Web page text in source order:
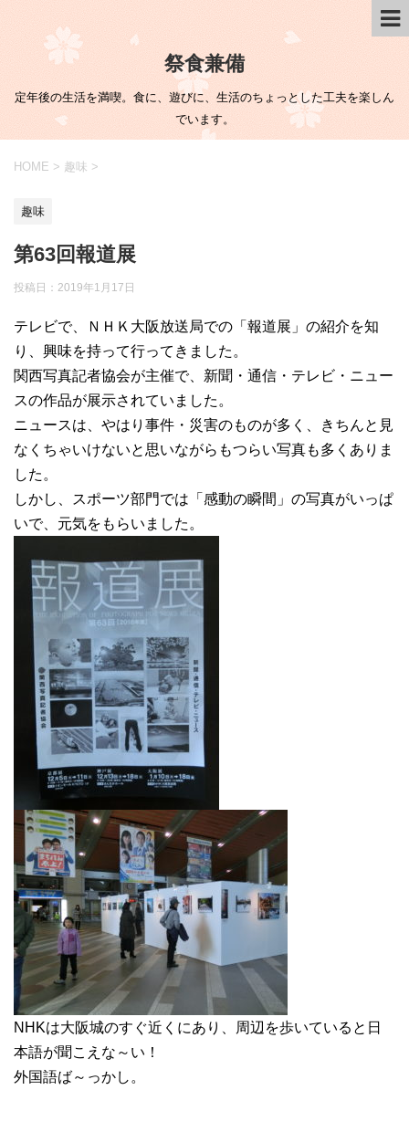
祭食兼備
定年後の生活を満喫。食に、遊びに、生活のちょっとした工夫を楽しん
でいます。
HOME > 趣味 >
趣味
第63回報道展
投稿日： 2019年1月17日
テレビで、ＮＨＫ大阪放送局での「報道展」の紹介を知
り、興味を持って行ってきました。
関西写真記者協会が主催で、新聞・通信・テレビ・ニュー
スの作品が展示されていました。
ニュースは、やはり事件・災害のものが多く、きちんと見
なくちゃいけないと思いながらもつらい写真も多くありま
した。
しかし、スポーツ部門では「感動の瞬間」の写真がいっぱ
いで、元気をもらいました。
NHKは大阪城のすぐ近くにあり、周辺を歩いていると日
本語が聞こえな～い！
外国語ば～っかし。